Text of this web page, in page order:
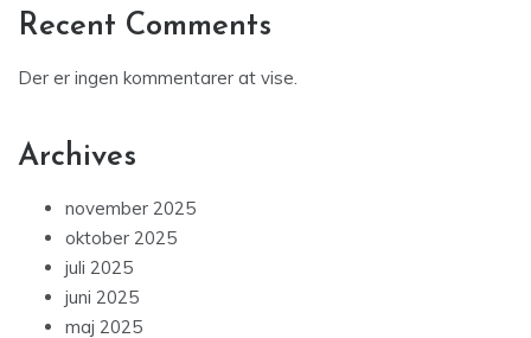
Recent Comments
Der er ingen kommentarer at vise.
Archives
november 2025
oktober 2025
juli 2025
juni 2025
maj 2025